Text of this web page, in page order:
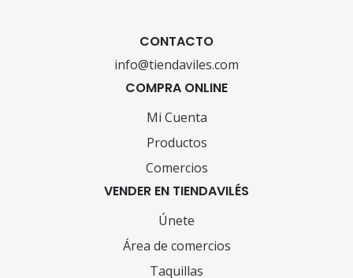
CONTACTO
info@tiendaviles.com
COMPRA ONLINE
Mi Cuenta
Productos
Comercios
VENDER EN TIENDAVILÉS
Únete
Área de comercios
Taquillas